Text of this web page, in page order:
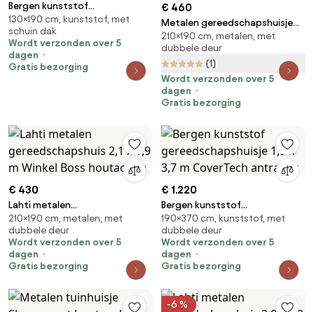
Bergen kunststof
gereedschapshuisje 1,3 x 1,9 m
CoverTech antraciet
130×190 cm, kunststof, met
schuin dak
Wordt verzonden over 5
dagen
Gratis bezorging
€ 460
Metalen gereedschapshuisje
Malmo 2,1 x 1,9 m Store Boss
antraciet
210×190 cm, metalen, met
dubbele deur
(1)
Wordt verzonden over 5
dagen
Gratis bezorging
€ 430
Lahti metalen
gereedschapshuis 2,1 x 1,9 m
Winkel Boss houtachtig
210×190 cm, metalen, met
dubbele deur
Wordt verzonden over 5
dagen
Gratis bezorging
€ 1.220
Bergen kunststof
gereedschapshuisje 1,9 x 3,7 m
CoverTech antraciet
190×370 cm, kunststof, met
dubbele deur
Wordt verzonden over 5
dagen
Gratis bezorging
-6 %